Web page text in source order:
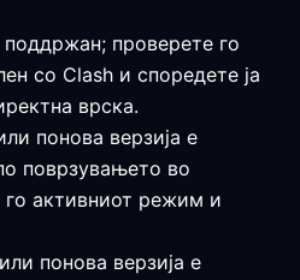
проверете го
со Clash и споредете ја
врска.
понова верзија е
поврзувањето во
го активниот режим и
понова верзија е